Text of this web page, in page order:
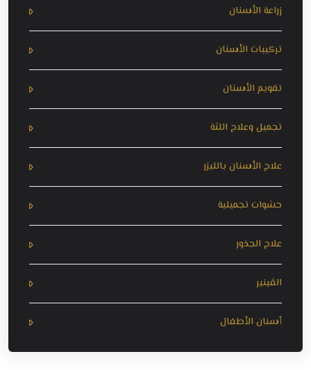
زراعة الأسنان
تركيبات الأسنان
تقويم الأسنان
تجميل وعلاج اللثة
علاج الأسنان بالليزر
حشوات تجميلية
علاج الجذور
الڤينير
أسنان الأطفال